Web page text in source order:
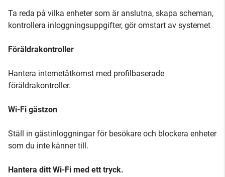
Ta reda på vilka enheter som är anslutna, skapa scheman,
kontrollera inloggningsuppgifter, gör omstart av systemet
Föräldrakontroller
Hantera internetåtkomst med profilbaserade
föräldrakontroller.
Wi-Fi gästzon
Ställ in gästinloggningar för besökare och blockera enheter
som du inte känner till.
Hantera ditt Wi-Fi med ett tryck.